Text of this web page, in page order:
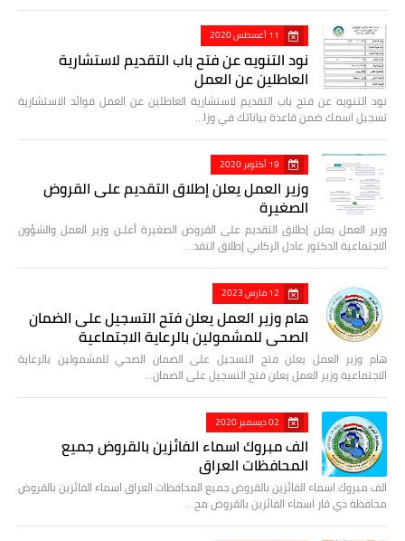
11 أغسطس 2020
نود التنويه عن فتح باب التقديم لاستشارية
العاطلين عن العمل
نود التنويه عن فتح باب التقديم لاستشارية العاطلين عن العمل فوائد الاستشارية
تسجيل اسمك ضمن قاعدة بياناتك في وزا…
19 أكتوبر 2020
وزير العمل يعلن إطلاق التقديم على القروض
الصغيرة
وزير العمل يعلن إطلاق التقديم على القروض الصغيرة أعلـن وزير العمل والشؤون
الاجتماعية الدكتور عادل الركابي إطلاق التقد…
12 مارس 2023
هام وزير العمل يعلن فتح التسجيل على الضمان
الصحي للمشمولين بالرعاية الاجتماعية
هام وزير العمل يعلن فتح التسجيل على الضمان الصحي للمشمولين بالرعاية
الاجتماعية وزير العمل يعلن فتح التسجيل على الضمان…
02 ديسمبر 2020
الف مبروك اسماء الفائزين بالقروض جميع
المحافظات العراق
الف مبروك اسماء الفائزين بالقروض جميع المحافظات العراق اسماء الفائزين بالقروض
محافظة ذي قار اسماء الفائزين بالقروض مح…